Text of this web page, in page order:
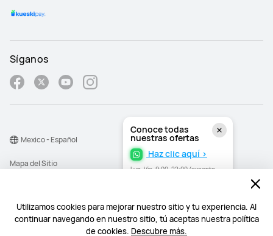
Utilizamos cookies para mejorar nuestro sitio y tu experiencia. Al
continuar navegando en nuestro sitio, tú aceptas nuestra política
de cookies. Descubre más.
Conoce todas
nuestras ofertas
Haz clic aquí >
Lun–Vie, 9:00–22:00 (excepto
Síganos
Mapa del Sitio
Declaración de privacidad
Mexico - Español